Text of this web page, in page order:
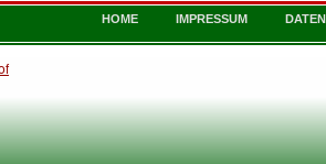
HOME IMPRESSUM